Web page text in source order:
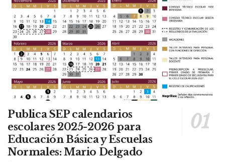
Publica SEP calendarios
escolares 2025-2026 para
Educación Básica y Escuelas
Normales: Mario Delgado